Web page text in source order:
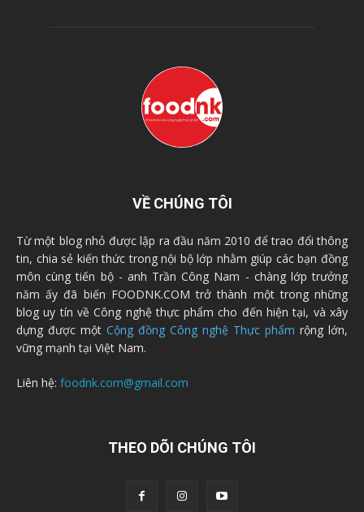
VỀ CHÚNG TÔI
Từ một blog nhỏ được lập ra đầu năm 2010 để trao đổi thông
tin, chia sẻ kiến thức trong nội bộ lớp nhằm giúp các bạn đồng
môn cùng tiến bộ - anh Trần Công Nam - chàng lớp trưởng
năm ấy đã biến FOODNK.COM trở thành một trong những
blog uy tín về Công nghệ thực phẩm cho đến hiện tại, và xây
dựng được một Cộng đồng Công nghệ Thực phẩm rộng lớn,
vững mạnh tại Việt Nam.
Liên hệ: foodnk.com@gmail.com
THEO DÕI CHÚNG TÔI